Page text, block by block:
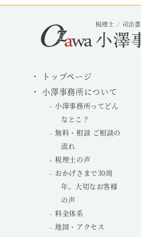
トップページ
小澤事務所について
小澤事務所ってどん
なとこ？
無料・相談 ご相談の
流れ
税理士の声
おかげさまで30周
年。大切なお客様
の声
料金体系
地図・アクセス